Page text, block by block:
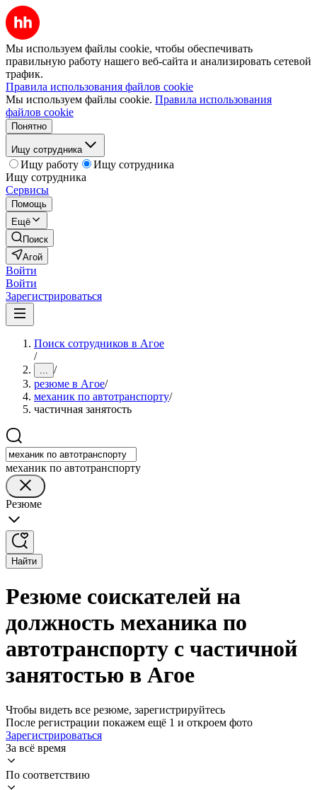
Мы используем файлы cookie, чтобы обеспечивать
правильную работу нашего веб-сайта и анализировать сетевой
трафик.
Правила использования файлов cookie
Мы используем файлы cookie. Правила использования
файлов cookie
Понятно
Ищу сотрудника
Ищу работу
Ищу сотрудника
Ищу сотрудника
Сервисы
Помощь
Ещё
Поиск
Агой
Войти
Войти
Зарегистрироваться
Поиск сотрудников в Агое
/
... /
резюме в Агое/
механик по автотранспорту/
частичная занятость
механик по автотранспорту
Резюме
Найти
Резюме соискателей на
должность механика по
автотранспорту с частичной
занятостью в Агое
Чтобы видеть все резюме, зарегистрируйтесь
После регистрации покажем ещё 1 и откроем фото
Зарегистрироваться
За всё время
По соответствию